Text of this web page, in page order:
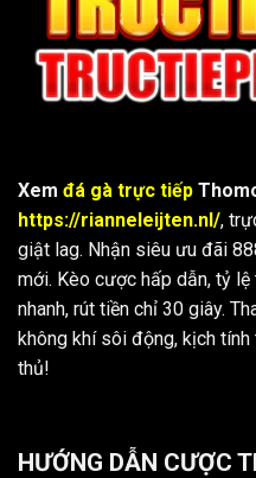
Xem đá gà trực tiếp
https://rianneleijten.nl/,
giật lag. Nhận siêu ưu đãi
mới. Kèo cược hấp dẫn, tỷ
nhanh, rút tiền chỉ 30 giây.
không khí sôi động, kịch
thủ!
HƯỚNG DẪN CƯỢC